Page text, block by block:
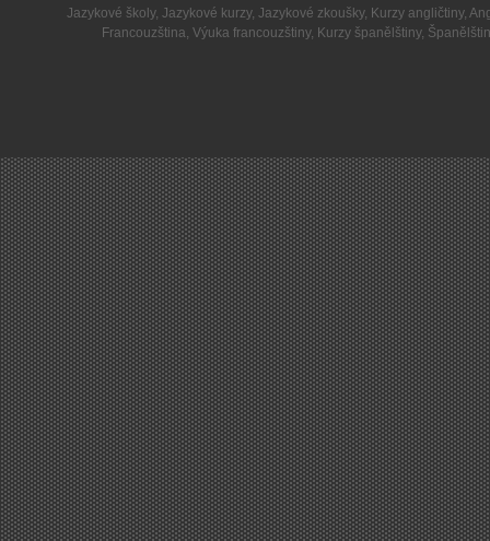
Jazykové školy, Jazykové kurzy, Jazykové zkoušky, Kurzy angličtiny,
Francouzština,Výuka francouzštiny, Kurzy španělštiny,